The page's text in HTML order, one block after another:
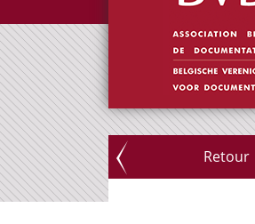
Retour